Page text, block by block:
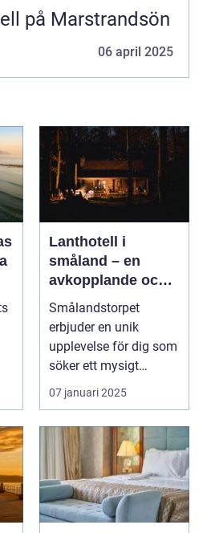
på Marstrandsön
06 april 2025
Lanthotell i
småland – en
avkopplande och
hållbar vistelse på
smålandstorpet
Smålandstorpet
erbjuder en unik
upplevelse för dig som
söker ett mysigt
lanthotell i...
07 januari 2025